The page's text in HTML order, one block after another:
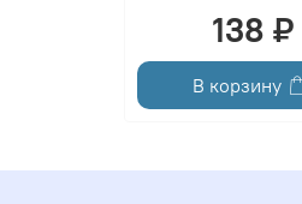
138 ₽
В корзину